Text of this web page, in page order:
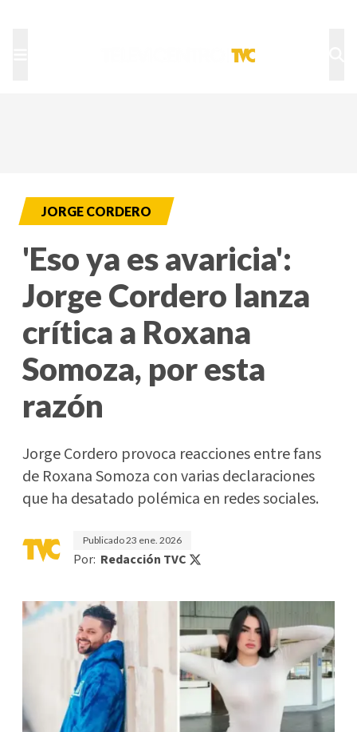
JORGE CORDERO
'Eso ya es avaricia':
Jorge Cordero lanza
crítica a Roxana
Somoza, por esta
razón
Jorge Cordero provoca reacciones entre fans
de Roxana Somoza con varias declaraciones
que ha desatado polémica en redes sociales.
Publicado23 ene. 2026
Por: Redacción TVC